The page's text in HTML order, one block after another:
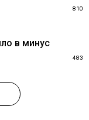
810
в минус
483